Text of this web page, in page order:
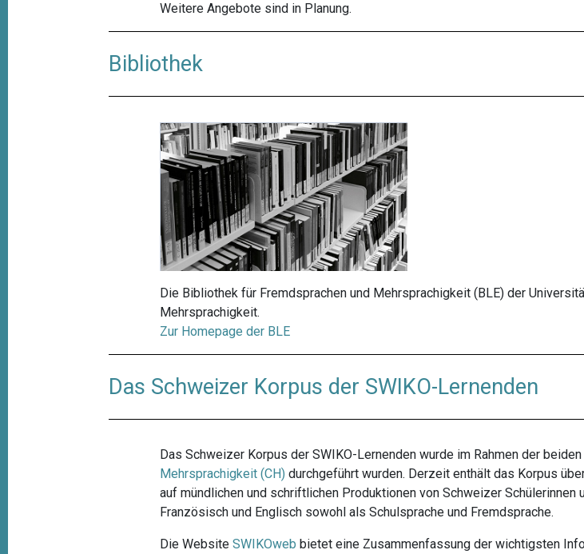
Weitere Angebote sind in Planung.
Bibliothek
Die Bibliothek für Fremdsprachen und Mehrsprachigkeit (BLE) der
Mehrsprachigkeit.
Zur Homepage der BLE
Das Schweizer Korpus der SWIKO-Lernenden
Das Schweizer Korpus der SWIKO-Lernenden wurde im Rahmen der
Mehrsprachigkeit (CH) durchgeführt wurden. Derzeit enthält das Korpus
auf mündlichen und schriftlichen Produktionen von Schweizer Schülerinnen
Französisch und Englisch sowohl als Schulsprache und Fremdsprache.
Die WebsiteSWIKOweb bietet eine Zusammenfassung der wichtigsten